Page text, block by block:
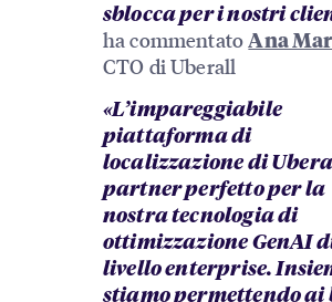
sblocca per i nostri
ha commentato Ana
CTO di Uberall
«L’impareggiabile
piattaforma di
localizzazione di
partner perfetto per la
nostra tecnologia di
ottimizzazione GenAI
livello enterprise.
stiamo permettendo ai